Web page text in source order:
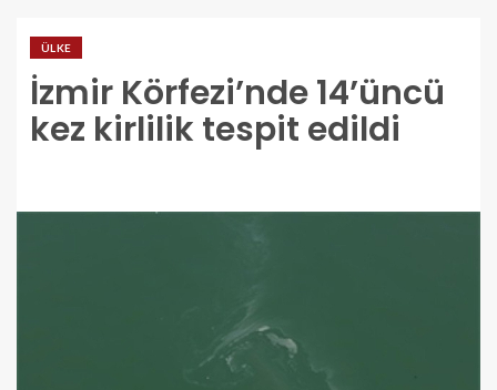
ÜLKE
İzmir Körfezi’nde 14’üncü
kez kirlilik tespit edildi